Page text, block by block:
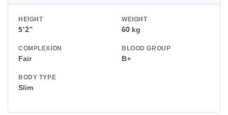
HEIGHT
5'2"
WEIGHT
60 kg
COMPLEXION
Fair
BLOOD GROUP
B+
BODY TYPE
Slim